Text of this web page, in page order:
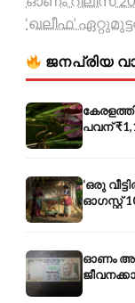
‘ഖലീഫ’
ജനപ്രിയ
പവന്
‘ഒരു
ഓഗസ്റ്റ്
ഉപജീവനം
ഓണം